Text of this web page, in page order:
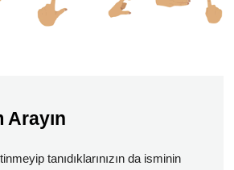
Arayın
tanıdıklarınızın da isminin